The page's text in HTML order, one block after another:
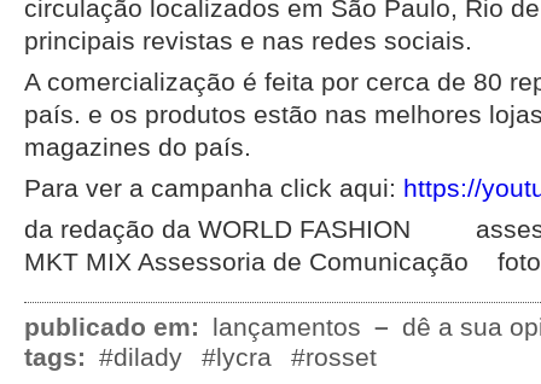
circulação localizados em São Paulo, Rio
principais revistas e nas redes sociais.
A comercialização é feita por cerca de 80
país. e os produtos estão nas melhores
magazines do país.
Para ver a campanha click aqui: https://
da redação da WORLD FASHION
MKT MIX Assessoria de Comunicação
publicado em: lançamentos – dê a sua
tags: #dilady #lycra #rosset